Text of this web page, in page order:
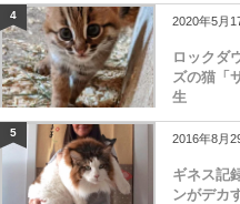
4 2020年5月
ロックダ
ズの猫「
生
5 2016年8月
ギネス記
ンがデカ